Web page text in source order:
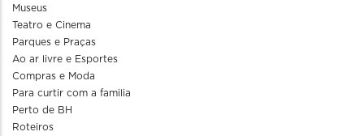
Museus
Teatro e Cinema
Parques e Praças
Ao ar livre e Esportes
Compras e Moda
Para curtir com a familia
Perto de BH
Roteiros